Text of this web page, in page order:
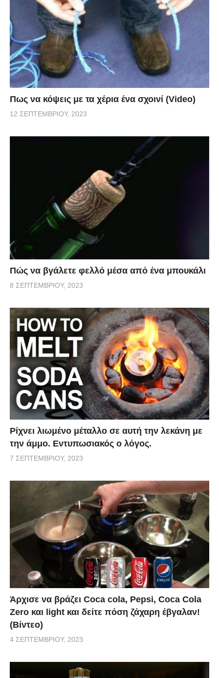
Πως να κόψεις με τα χέρια ένα σχοινί (Video)
12 ΣΕΠΤΕΜΒΡΊΟΥ, 2023
Πώς να βγάλετε φελλό μέσα από ένα μπουκάλι
8 ΣΕΠΤΕΜΒΡΊΟΥ, 2023
Ρίχνει λιωμένο μέταλλο σε αυτή την λεκάνη με
την άμμο. Εντυπωσιακός ο λόγος.
7 ΣΕΠΤΕΜΒΡΊΟΥ, 2023
Άρχισε να βράζει Coca cola, Pepsi, Coca Cola
Zero και light και δείτε πόση ζάχαρη έβγαλαν!
(Βίντεο)
4 ΣΕΠΤΕΜΒΡΊΟΥ, 2023